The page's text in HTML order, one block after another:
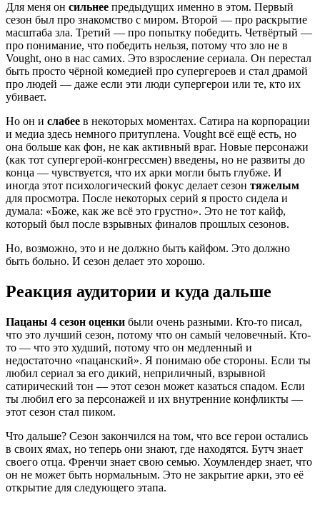
Для меня он сильнее предыдущих именно в этом. Первый
сезон был про знакомство с миром. Второй — про раскрытие
масштаба зла. Третий — про попытку победить. Четвёртый —
про понимание, что победить нельзя, потому что зло не в
Vought, оно в нас самих. Это взросление сериала. Он перестал
быть просто чёрной комедией про супергероев и стал драмой
про людей — даже если эти люди супергерои или те, кто их
убивает.
Но он и слабее в некоторых моментах. Сатира на корпорации
и медиа здесь немного притуплена. Vought всё ещё есть, но
она больше как фон, не как активный враг. Новые персонажи
(как тот супергерой-конгрессмен) введены, но не развиты до
конца — чувствуется, что их арки могли быть глубже. И
иногда этот психологический фокус делает сезон тяжелым
для просмотра. После некоторых серий я просто сидела и
думала: «Боже, как же всё это грустно». Это не тот кайф,
который был после взрывных финалов прошлых сезонов.
Но, возможно, это и не должно быть кайфом. Это должно
быть больно. И сезон делает это хорошо.
Реакция аудитории и куда дальше
Пацаны 4 сезон оценки были очень разными. Кто-то писал,
что это лучший сезон, потому что он самый человечный. Кто-
то — что это худший, потому что он медленный и
недостаточно «пацанский». Я понимаю обе стороны. Если ты
любил сериал за его дикий, неприличный, взрывной
сатирический тон — этот сезон может казаться спадом. Если
ты любил его за персонажей и их внутренние конфликты —
этот сезон стал пиком.
Что дальше? Сезон закончился на том, что все герои остались
в своих ямах, но теперь они знают, где находятся. Бутч знает
своего отца. Френчи знает свою семью. Хоумлендер знает, что
он не может быть нормальным. Это не закрытие арки, это её
открытие для следующего этапа.